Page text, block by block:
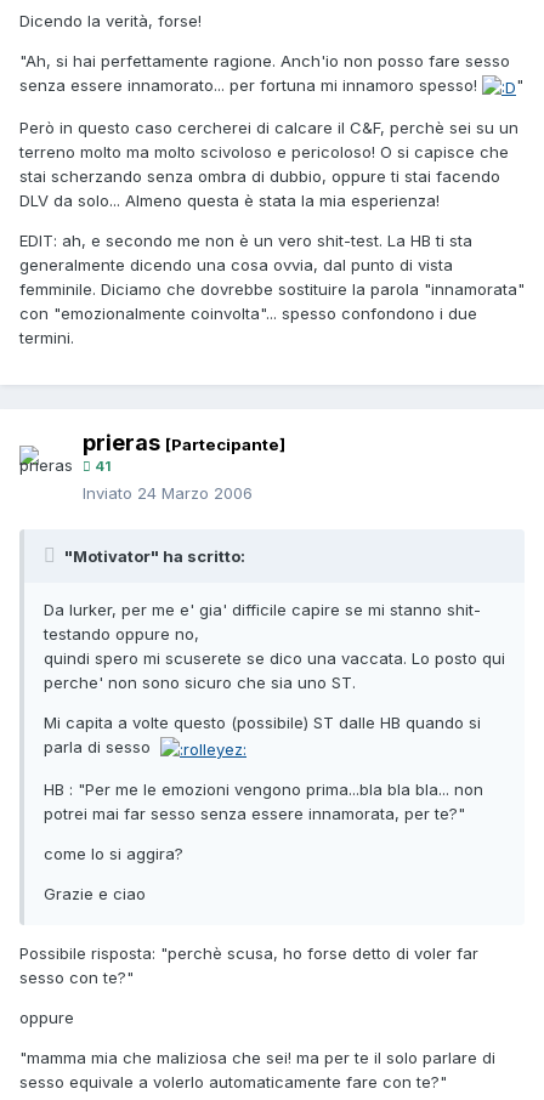
Dicendo la verità, forse!
"Ah, si hai perfettamente ragione. Anch'io non posso fare sesso
senza essere innamorato... per fortuna mi innamoro spesso!
"
Però in questo caso cercherei di calcare il C&F, perchè sei su un
terreno molto ma molto scivoloso e pericoloso! O si capisce che
stai scherzando senza ombra di dubbio, oppure ti stai facendo
DLV da solo... Almeno questa è stata la mia esperienza!
EDIT: ah, e secondo me non è un vero shit-test. La HB ti sta
generalmente dicendo una cosa ovvia, dal punto di vista
femminile. Diciamo che dovrebbe sostituire la parola "innamorata"
con "emozionalmente coinvolta"... spesso confondono i due
termini.
prieras [Partecipante]
41
Inviato 24 Marzo 2006
"Motivator" ha scritto:
Da lurker, per me e' gia' difficile capire se mi stanno shit-
testando oppure no,
quindi spero mi scuserete se dico una vaccata. Lo posto qui
perche' non sono sicuro che sia uno ST.
Mi capita a volte questo (possibile) ST dalle HB quando si
parla di sesso
HB : "Per me le emozioni vengono prima...bla bla bla... non
potrei mai far sesso senza essere innamorata, per te?"
come lo si aggira?
Grazie e ciao
Possibile risposta: "perchè scusa, ho forse detto di voler far
sesso con te?"
oppure
"mamma mia che maliziosa che sei! ma per te il solo parlare di
sesso equivale a volerlo automaticamente fare con te?"